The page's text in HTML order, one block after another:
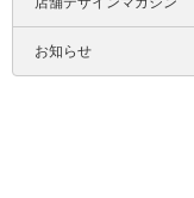
お知らせ